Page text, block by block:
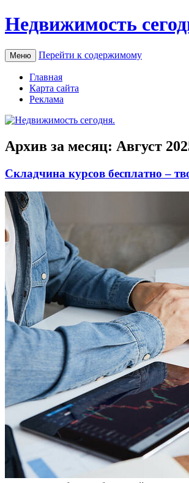
Недвижимость
Меню Перейти к содержимому
Главная
Карта сайта
Реклама
Архив за месяц: Август
Складчина курсов бесплатно –